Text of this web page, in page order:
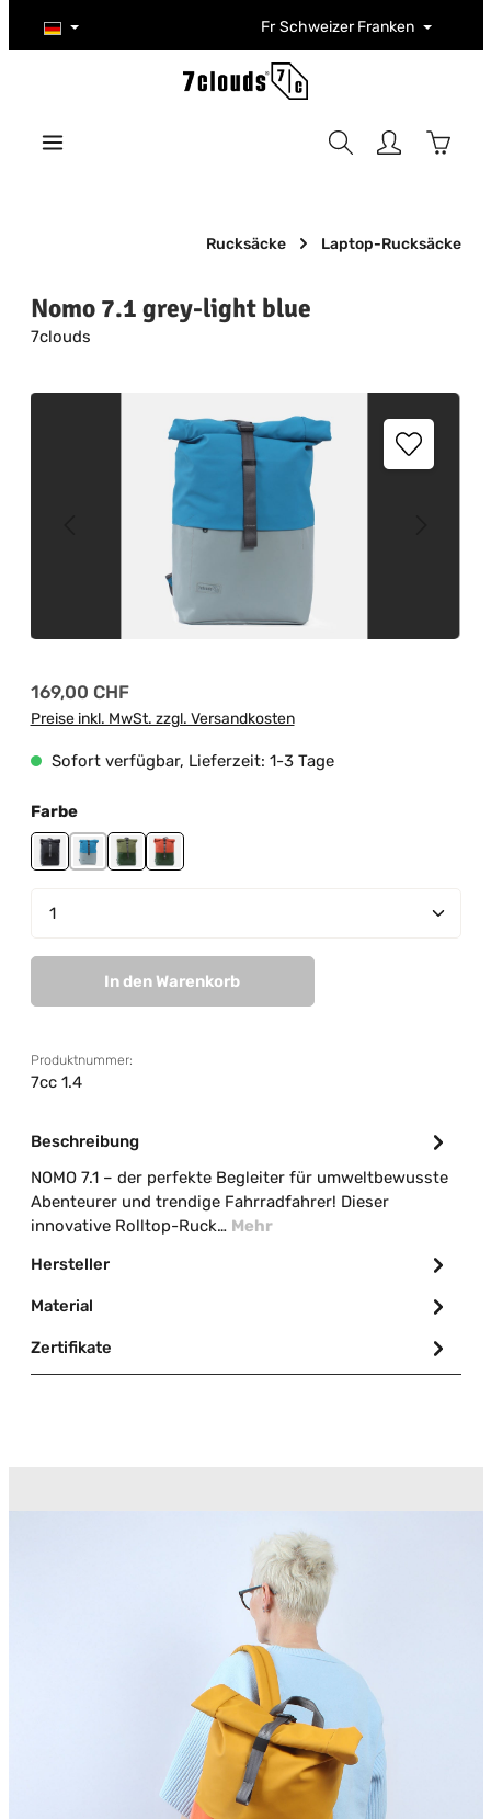
Zum Hauptinhalt springen Fr Schweizer Franken
Rucksäcke Laptop-Rucksäcke
Nomo 7.1 grey-light blue
7clouds
Bildergalerie überspringen
Regulärer Preis:
169,00 CHF
Preise inkl. MwSt. zzgl. Versandkosten
Sofort verfügbar, Lieferzeit: 1-3 Tage
Farbeauswählen
blackgrey-light blue
jungle green-mud green
jungle green-orange
Produkt Anzahl: Gib den gewünschten Wert ein
In den Warenkorb
Produktnummer:
7cc 1.4
Beschreibung
NOMO 7.1 – der perfekte Begleiter für umweltbewusste
Abenteurer und trendige Fahrradfahrer! Dieser
innovative Rolltop-Ruck… Mehr
Hersteller
Material
Zertifikate